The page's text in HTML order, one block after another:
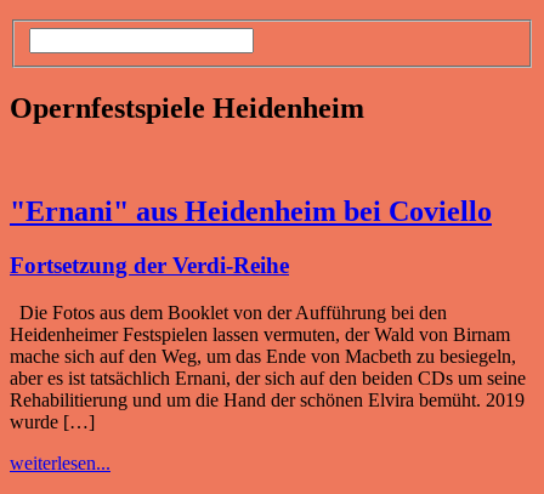
Opernfestspiele Heidenheim
"Ernani" aus Heidenheim bei Coviello
Fortsetzung der Verdi-Reihe
Die Fotos aus dem Booklet von der Aufführung bei den
Heidenheimer Festspielen lassen vermuten, der Wald von Birnam
mache sich auf den Weg, um das Ende von Macbeth zu besiegeln,
aber es ist tatsächlich Ernani, der sich auf den beiden CDs um seine
Rehabilitierung und um die Hand der schönen Elvira bemüht. 2019
wurde […]
weiterlesen...